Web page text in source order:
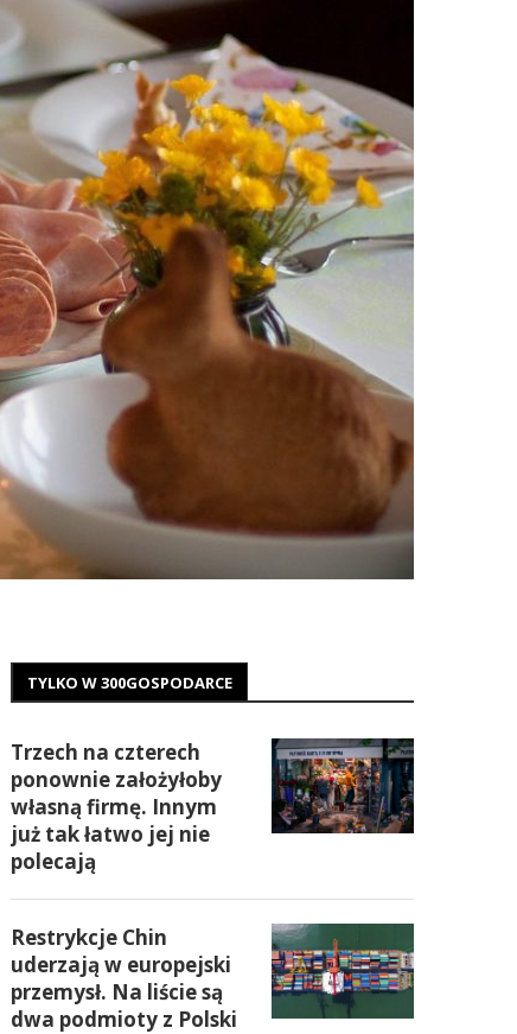
TYLKO W 300GOSPODARCE
Trzech na czterech
ponownie założyłoby
własną firmę. Innym
już tak łatwo jej nie
polecają
Restrykcje Chin
uderzają w europejski
przemysł. Na liście są
dwa podmioty z Polski